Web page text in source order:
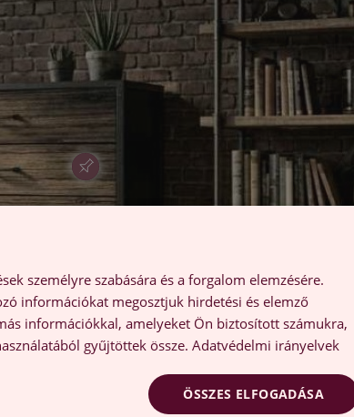
személyre szabására és a forgalom elemzésére.
információkat megosztjuk hirdetési és elemző
információkkal, amelyeket Ön biztosított számukra,
gyűjtöttek össze. Adatvédelmi irányelvek
ÖSSZES ELFOGADÁSA